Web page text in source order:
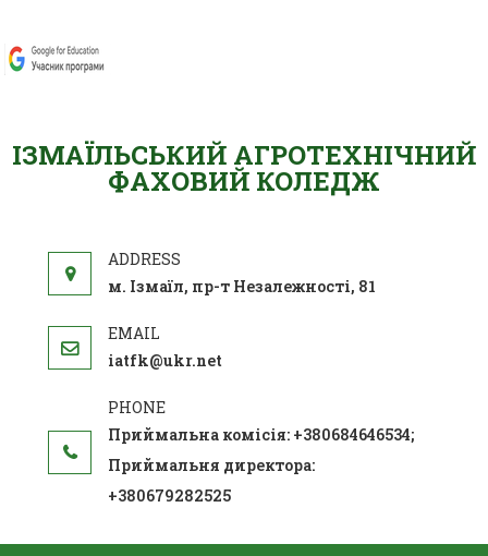
ІЗМАЇЛЬСЬКИЙ АГРОТЕХНІЧНИЙ
ФАХОВИЙ КОЛЕДЖ
м. Ізмаїл, пр-т Незалежності, 81
iatfk@ukr.net
Приймальна комісія: +380684646534;
Приймальня директора:
+380679282525